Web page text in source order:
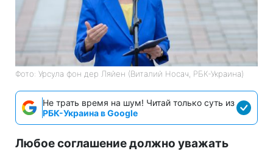
Фото: Урсула фон дер Ляйен (Виталий Носач, РБК-Украина)
Не трать время на шум! Читай только суть из
РБК-Украина в Google
Любое соглашение должно уважать